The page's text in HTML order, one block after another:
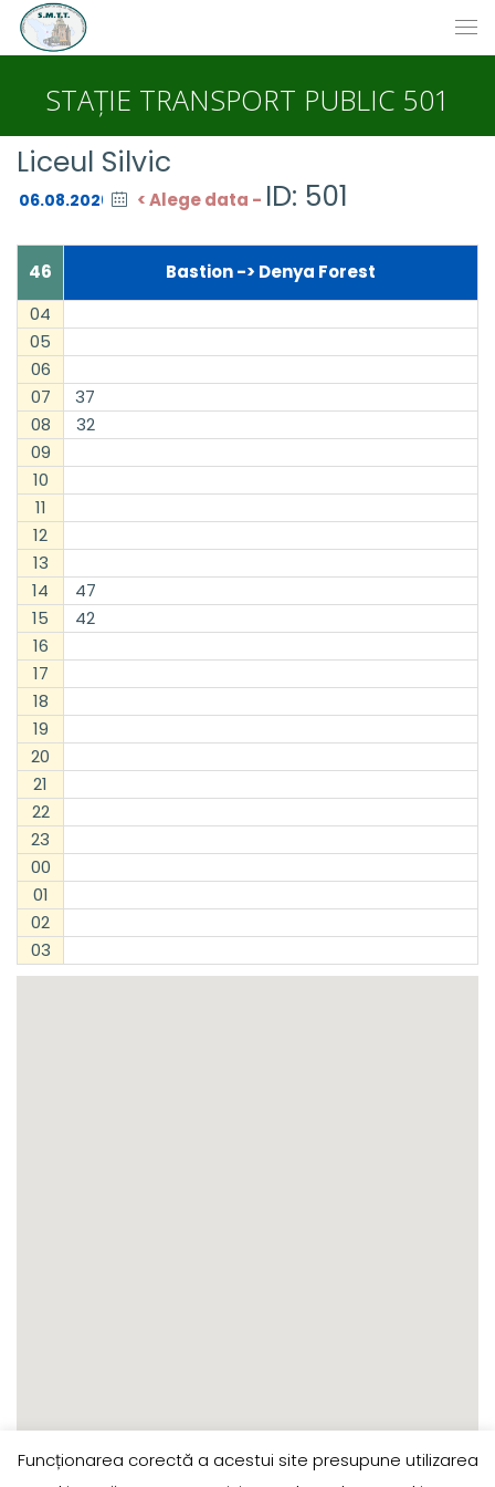
STAȚIE TRANSPORT PUBLIC 501
Liceul Silvic
< Alege data - ID: 501
46
Bastion -> Denya Forest
04
05
06
07
37
08
32
09
10
11
12
13
14
47
15
42
16
17
18
19
20
21
22
23
00
01
02
03
Funcționarea corectă a acestui site presupune utilizarea